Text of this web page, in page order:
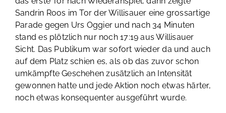
Sandrin Roos im Tor der Willisauer eine grossartige
Parade gegen Urs Oggier und nach 34 Minuten
stand es plötzlich nur noch 17:19 aus Willisauer
Sicht. Das Publikum war sofort wieder da und auch
auf dem Platz schien es, als ob das zuvor schon
umkämpfte Geschehen zusätzlich an Intensität
gewonnen hatte und jede Aktion noch etwas härter,
noch etwas konsequenter ausgeführt wurde.